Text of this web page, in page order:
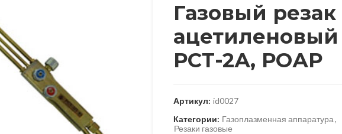
Газовый резак
ацетиленовый
РСТ-2А, РОАР
Артикул: id0027
Категории: Газоплазменная аппаратура,
Резаки газовые